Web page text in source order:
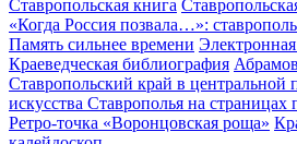
Ставропольская книга
«Когда Россия позвала…»:
Память сильнее времени
Краеведческая библиография
Ставропольский край в центральной
искусства Ставрополья на
Ретро-точка «Воронцовская роща»